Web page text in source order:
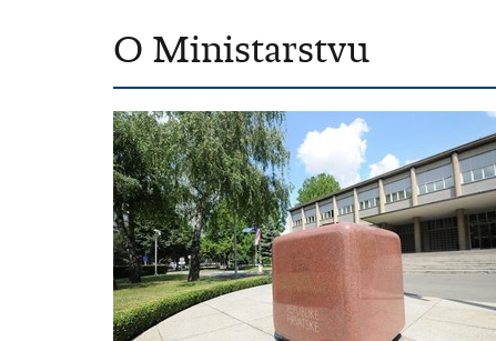
O Ministarstvu